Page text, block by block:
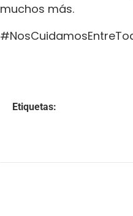
muchos más.
Etiquetas: